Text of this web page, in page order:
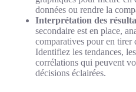
données ou rendre la
Interprétation des
secondaire est en place,
comparatives pour en tirer
Identifiez les tendances,
corrélations qui peuvent
décisions éclairées.